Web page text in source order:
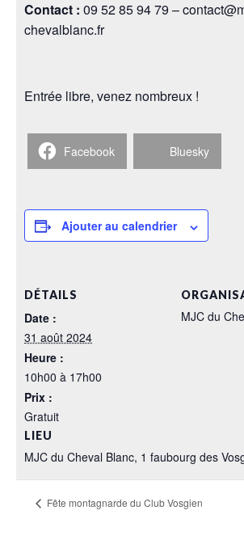
Contact : 09 52 85 94 79 –
chevalblanc.fr
Entrée libre, venez nombreux !
Facebook Bluesky
Ajouter au calendrier
DÉTAILS
Date :
31 août 2024
Heure :
10h00 à 17h00
Prix :
Gratuit
LIEU
MJC du Cheval Blanc, 1 faubourg des
MJC du
Fête montagnarde du Club Vosgien